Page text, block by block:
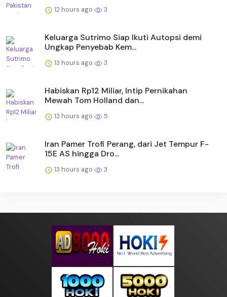
12 hours ago 3
Keluarga Sutrimo Siap Ikuti Autopsi demi
Ungkap Penyebab Kem...
13 hours ago 3
Habiskan Rp12 Miliar, Intip Pernikahan
Mewah Tom Holland dan...
13 hours ago 5
Iran Pamer Trofi Perang, dari Jet Tempur F-
15E AS hingga Dro...
13 hours ago 3